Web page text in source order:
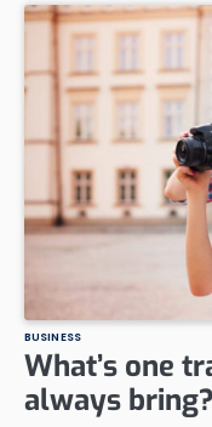
BUSINESS
What’s one
always bring?